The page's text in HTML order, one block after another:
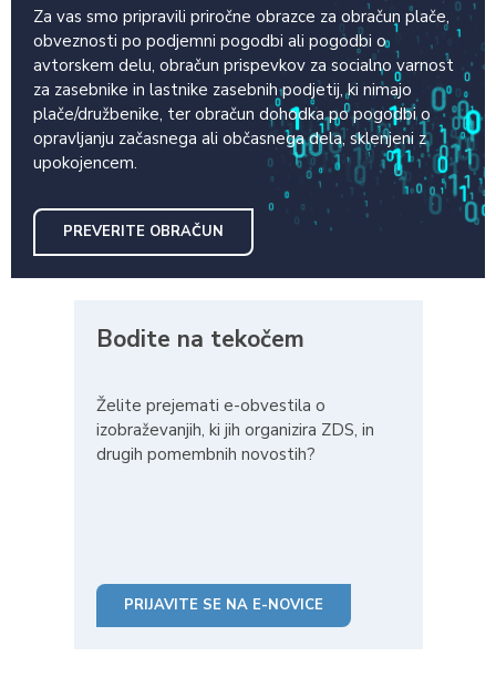
Za vas smo pripravili priročne obrazce za obračun plače,
obveznosti po podjemni pogodbi ali pogodbi o
avtorskem delu, obračun prispevkov za socialno varnost
za zasebnike in lastnike zasebnih podjetij, ki nimajo
plače/družbenike, ter obračun dohodka po pogodbi o
opravljanju začasnega ali občasnega dela, sklenjeni z
upokojencem.
PREVERITE OBRAČUN
Bodite na tekočem
Želite prejemati e-obvestila o
izobraževanjih, ki jih organizira ZDS, in
drugih pomembnih novostih?
PRIJAVITE SE NA E-NOVICE